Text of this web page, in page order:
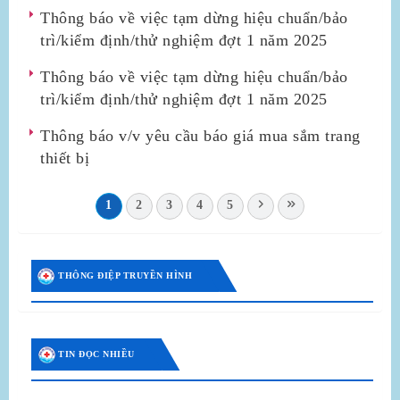
Thông báo về việc tạm dừng hiệu chuẩn/bảo
trì/kiểm định/thử nghiệm đợt 1 năm 2025
Thông báo về việc tạm dừng hiệu chuẩn/bảo
trì/kiểm định/thử nghiệm đợt 1 năm 2025
Thông báo v/v yêu cầu báo giá mua sắm trang
thiết bị
1 2 3 4 5
THÔNG ĐIỆP TRUYỀN HÌNH
TIN ĐỌC NHIỀU